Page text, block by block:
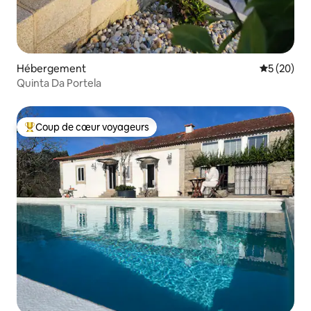
Hébergement
5 (20)
Quinta Da Portela
Coups de cœur voyageurs les plus appréciés
Coup de cœur voyageurs